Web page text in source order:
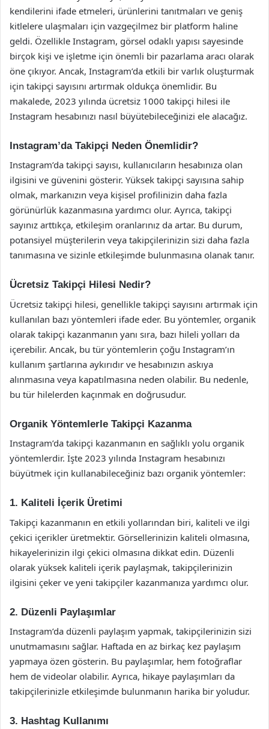
kendilerini ifade etmeleri, ürünlerini tanıtmaları ve geniş
kitlelere ulaşmaları için vazgeçilmez bir platform haline
geldi. Özellikle Instagram, görsel odaklı yapısı sayesinde
birçok kişi ve işletme için önemli bir pazarlama aracı olarak
öne çıkıyor. Ancak, Instagram’da etkili bir varlık oluşturmak
için takipçi sayısını artırmak oldukça önemlidir. Bu
makalede, 2023 yılında ücretsiz 1000 takipçi hilesi ile
Instagram hesabınızı nasıl büyütebileceğinizi ele alacağız.
Instagram’da Takipçi Neden Önemlidir?
Instagram’da takipçi sayısı, kullanıcıların hesabınıza olan
ilgisini ve güvenini gösterir. Yüksek takipçi sayısına sahip
olmak, markanızın veya kişisel profilinizin daha fazla
görünürlük kazanmasına yardımcı olur. Ayrıca, takipçi
sayınız arttıkça, etkileşim oranlarınız da artar. Bu durum,
potansiyel müşterilerin veya takipçilerinizin sizi daha fazla
tanımasına ve sizinle etkileşimde bulunmasına olanak tanır.
Ücretsiz Takipçi Hilesi Nedir?
Ücretsiz takipçi hilesi, genellikle takipçi sayısını artırmak için
kullanılan bazı yöntemleri ifade eder. Bu yöntemler, organik
olarak takipçi kazanmanın yanı sıra, bazı hileli yolları da
içerebilir. Ancak, bu tür yöntemlerin çoğu Instagram’ın
kullanım şartlarına aykırıdır ve hesabınızın askıya
alınmasına veya kapatılmasına neden olabilir. Bu nedenle,
bu tür hilelerden kaçınmak en doğrusudur.
Organik Yöntemlerle Takipçi Kazanma
Instagram’da takipçi kazanmanın en sağlıklı yolu organik
yöntemlerdir. İşte 2023 yılında Instagram hesabınızı
büyütmek için kullanabileceğiniz bazı organik yöntemler:
1. Kaliteli İçerik Üretimi
Takipçi kazanmanın en etkili yollarından biri, kaliteli ve ilgi
çekici içerikler üretmektir. Görsellerinizin kaliteli olmasına,
hikayelerinizin ilgi çekici olmasına dikkat edin. Düzenli
olarak yüksek kaliteli içerik paylaşmak, takipçilerinizin
ilgisini çeker ve yeni takipçiler kazanmanıza yardımcı olur.
2. Düzenli Paylaşımlar
Instagram’da düzenli paylaşım yapmak, takipçilerinizin sizi
unutmamasını sağlar. Haftada en az birkaç kez paylaşım
yapmaya özen gösterin. Bu paylaşımlar, hem fotoğraflar
hem de videolar olabilir. Ayrıca, hikaye paylaşımları da
takipçilerinizle etkileşimde bulunmanın harika bir yoludur.
3. Hashtag Kullanımı